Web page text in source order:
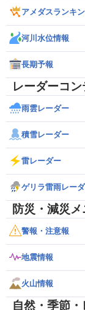
アメダスランキ
河川水位情報
長期予報
レーダーコン
雨雲レーダー
積雪レーダー
雷レーダー
ゲリラ雷雨レー
防災・減災メ
警報・注意報
地震情報
火山情報
自然・季節